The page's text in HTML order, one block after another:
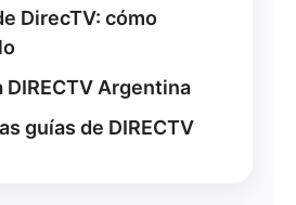
DirecTV: cómo
DIRECTV Argentina
guías de DIRECTV